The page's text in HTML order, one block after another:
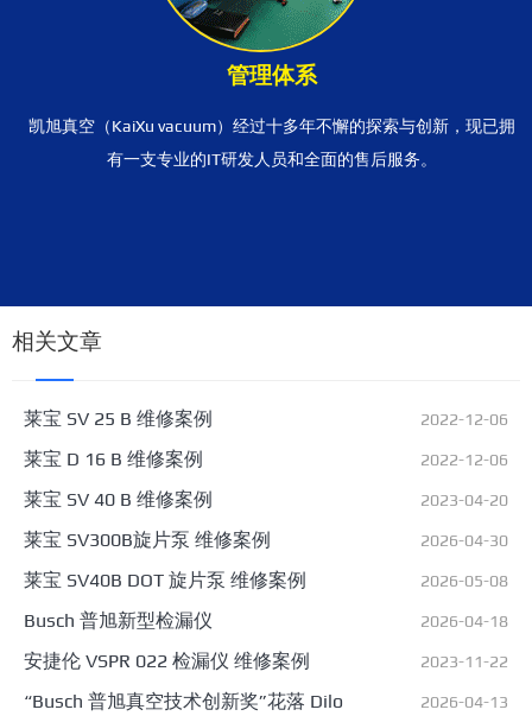
管理体系
凯旭真空（KaiXu vacuum）经过十多年不懈的探索与创新，现已拥
有一支专业的IT研发人员和全面的售后服务。
相关文章
莱宝 SV 25 B 维修案例 2022-12-06
莱宝 D 16 B 维修案例 2022-12-06
莱宝 SV 40 B 维修案例 2023-04-20
莱宝 SV300B旋片泵 维修案例 2026-04-30
莱宝 SV40B DOT 旋片泵 维修案例 2026-05-08
Busch 普旭新型检漏仪 2026-04-18
安捷伦 VSPR 022 检漏仪 维修案例 2023-11-22
“Busch 普旭真空技术创新奖”花落 Dilo 2026-04-13